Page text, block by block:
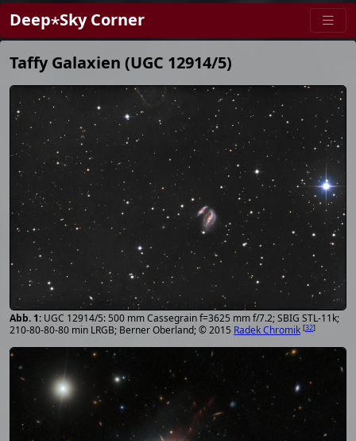
Deep⋆Sky Corner
Taffy Galaxien (UGC 12914/5)
UGC 12914/5: 500 mm Cassegrain f=3625 mm f/7.2; SBIG STL-11k;
210-80-80-80 min LRGB; Berner Oberland; © 2015 Radek Chromik [32]